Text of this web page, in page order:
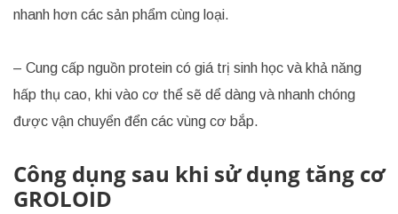
nhanh hơn các sản phẩm cùng loại.
– Cung cấp nguồn protein có giá trị sinh học và khả năng
hấp thụ cao, khi vào cơ thể sẽ dể dàng và nhanh chóng
được vận chuyển đển các vùng cơ bắp.
Công dụng sau khi sử dụng tăng cơ
GROLOID